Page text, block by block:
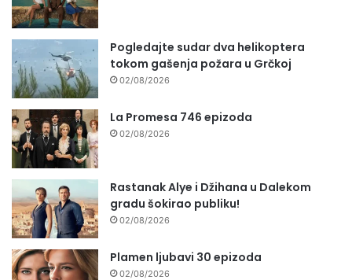
Pogledajte sudar dva helikoptera
tokom gašenja požara u Grčkoj
02/08/2026
La Promesa 746 epizoda
02/08/2026
Rastanak Alye i Džihana u Dalekom
gradu šokirao publiku!
02/08/2026
Plamen ljubavi 30 epizoda
02/08/2026